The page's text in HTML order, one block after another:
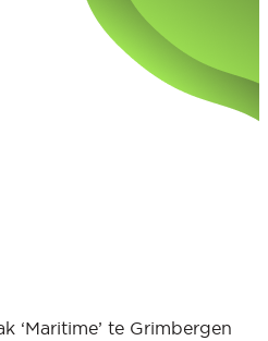
‘Maritime’ te Grimbergen